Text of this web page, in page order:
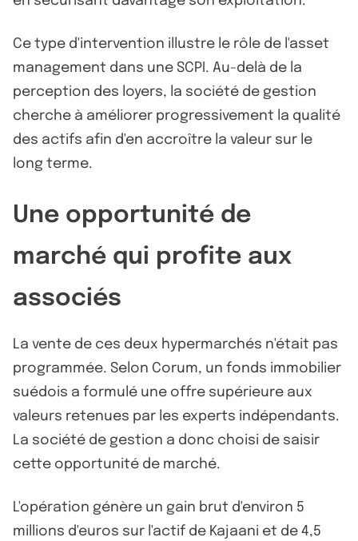
Ce type d'intervention illustre le rôle de l'asset
management dans une SCPI. Au-delà de la
perception des loyers, la société de gestion
cherche à améliorer progressivement la qualité
des actifs afin d'en accroître la valeur sur le
long terme.
Une opportunité de
marché qui profite aux
associés
La vente de ces deux hypermarchés n'était pas
programmée. Selon Corum, un fonds immobilier
suédois a formulé une offre supérieure aux
valeurs retenues par les experts indépendants.
La société de gestion a donc choisi de saisir
cette opportunité de marché.
L'opération génère un gain brut d'environ 5
millions d'euros sur l'actif de Kajaani et de 4,5